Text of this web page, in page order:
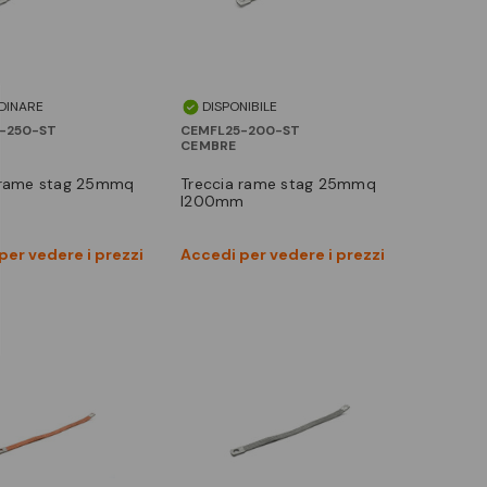
250-ST
vedere i prezzi
Confronta
DISPONIBILE
CEMFL25-200-ST
CEMBRE
treccia rame stag 25mmq
l200mm
Accedi per vedere i prezzi
Vedi prodotto
Confronta